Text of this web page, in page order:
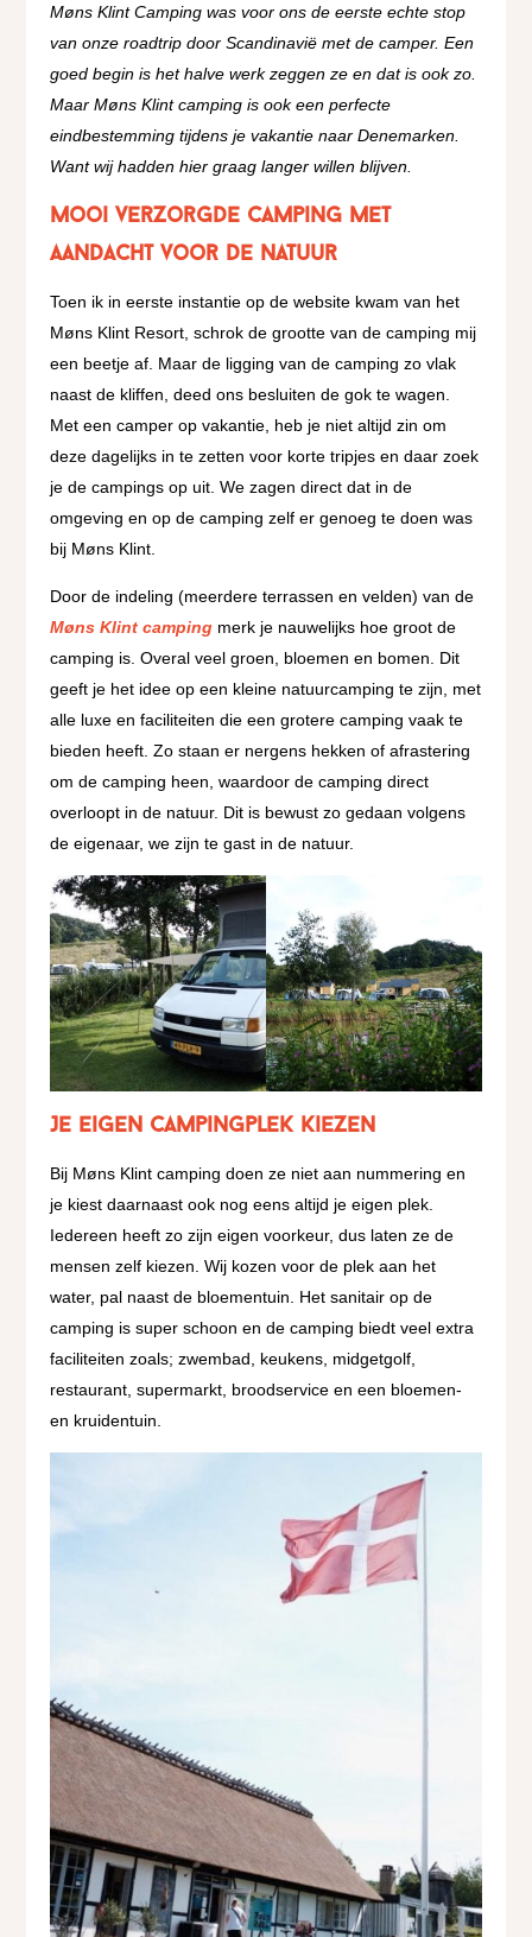
Møns Klint Camping was voor ons de eerste echte stop
van onze roadtrip door Scandinavië met de camper. Een
goed begin is het halve werk zeggen ze en dat is ook zo.
Maar Møns Klint camping is ook een perfecte
eindbestemming tijdens je vakantie naar Denemarken.
Want wij hadden hier graag langer willen blijven.
Mooi verzorgde camping met
aandacht voor de natuur
Toen ik in eerste instantie op de website kwam van het
Møns Klint Resort, schrok de grootte van de camping mij
een beetje af. Maar de ligging van de camping zo vlak
naast de kliffen, deed ons besluiten de gok te wagen.
Met een camper op vakantie, heb je niet altijd zin om
deze dagelijks in te zetten voor korte tripjes en daar zoek
je de campings op uit. We zagen direct dat in de
omgeving en op de camping zelf er genoeg te doen was
bij Møns Klint.
Door de indeling (meerdere terrassen en velden) van de
Møns Klint camping merk je nauwelijks hoe groot de
camping is. Overal veel groen, bloemen en bomen. Dit
geeft je het idee op een kleine natuurcamping te zijn, met
alle luxe en faciliteiten die een grotere camping vaak te
bieden heeft. Zo staan er nergens hekken of afrastering
om de camping heen, waardoor de camping direct
overloopt in de natuur. Dit is bewust zo gedaan volgens
de eigenaar, we zijn te gast in de natuur.
Je eigen campingplek kiezen
Bij Møns Klint camping doen ze niet aan nummering en
je kiest daarnaast ook nog eens altijd je eigen plek.
Iedereen heeft zo zijn eigen voorkeur, dus laten ze de
mensen zelf kiezen. Wij kozen voor de plek aan het
water, pal naast de bloementuin. Het sanitair op de
camping is super schoon en de camping biedt veel extra
faciliteiten zoals; zwembad, keukens, midgetgolf,
restaurant, supermarkt, broodservice en een bloemen-
en kruidentuin.